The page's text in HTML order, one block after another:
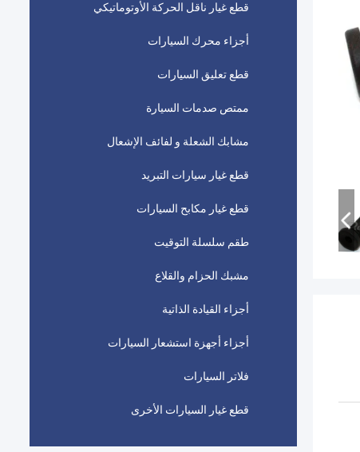
قطع غيار ناقل الحركة الأوتوماتيكي
أجزاء محرك السيارات
قطع تعليق السيارات
ممتص صدمات السيارة
مشابك الشعلة و لفائف الإشعال
قطع غيار سيارات التبريد
قطع غيار مكابح السيارات
طقم سلسلة التوقيت
مشبك الحزام والقلاع
أجزاء القيادة الذاتية
أجزاء أجهزة استشعار السيارات
فلاتر السيارات
قطع غيار السيارات الأخرى